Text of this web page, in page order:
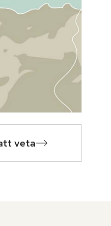
veta